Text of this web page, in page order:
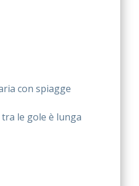
con spiagge
le gole è lunga